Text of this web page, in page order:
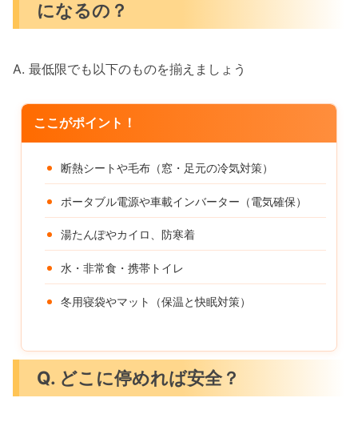
になるの？
A. 最低限でも以下のものを揃えましょう
ここがポイント！
断熱シートや毛布（窓・足元の冷気対策）
ポータブル電源や車載インバーター（電気確保）
湯たんぽやカイロ、防寒着
水・非常食・携帯トイレ
冬用寝袋やマット（保温と快眠対策）
Q. どこに停めれば安全？